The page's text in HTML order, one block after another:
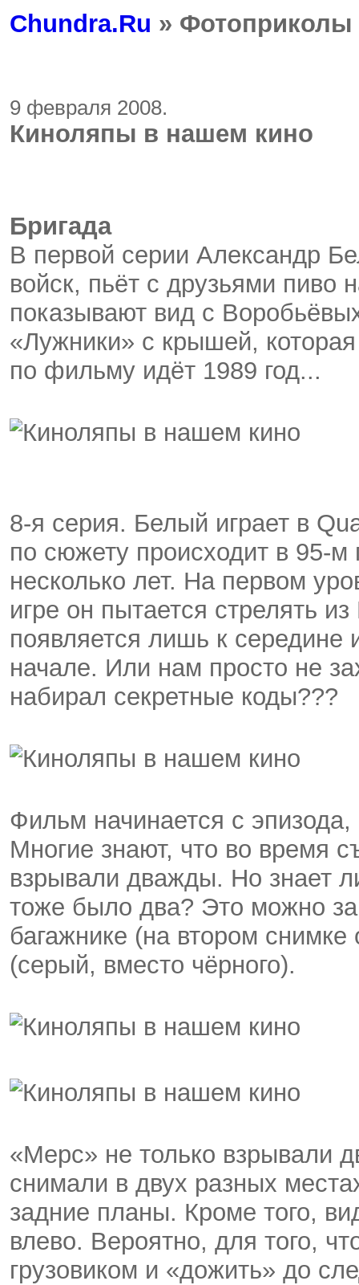
Chundra.Ru »
9 февраля 2008.
Киноляпы в нашем кино
Бригада
В первой серии Александр
войск, пьёт с друзьями пиво
показывают вид с
«Лужники» с крышей,
по фильму идёт 1989 год...
8-я серия. Белый играет в
по сюжету происходит в 95-
несколько лет. На первом
игре он пытается стрелять
появляется лишь к
начале. Или нам просто не
набирал секретные коды???
Фильм начинается с
Многие знают, что во время
взрывали дважды. Но знает
тоже было два? Это можно
багажнике (на втором
(серый, вместо чёрного).
«Мерс» не только взрывали
снимали в двух разных
задние планы. Кроме того,
влево. Вероятно, для того,
грузовиком и «дожить» до